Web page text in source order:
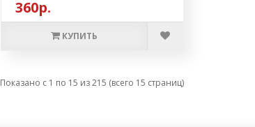
360р.
КУПИТЬ
Показано с 1 по 15 из 215 (всего 15 страниц)